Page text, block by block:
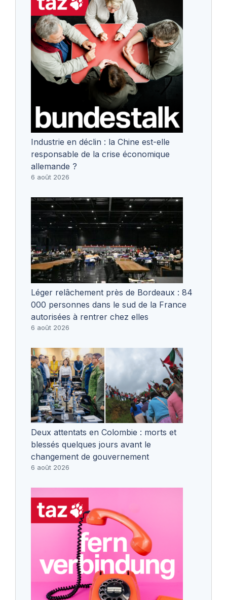
Industrie en déclin : la Chine est-elle
responsable de la crise économique
allemande ?
6 août 2026
Léger relâchement près de Bordeaux : 84
000 personnes dans le sud de la France
autorisées à rentrer chez elles
6 août 2026
Deux attentats en Colombie : morts et
blessés quelques jours avant le
changement de gouvernement
6 août 2026